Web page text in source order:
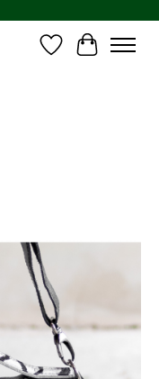
Liste dePanier